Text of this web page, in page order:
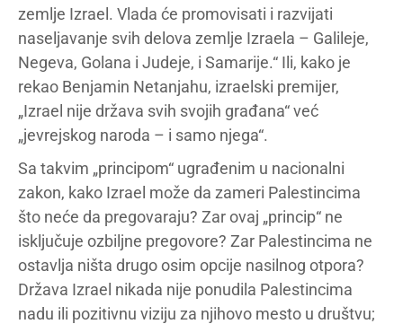
zemlje Izrael. Vlada će promovisati i razvijati
naseljavanje svih delova zemlje Izraela – Galileje,
Negeva, Golana i Judeje, i Samarije.“ Ili, kako je
rekao Benjamin Netanjahu, izraelski premijer,
„Izrael nije država svih svojih građana“ već
„jevrejskog naroda – i samo njega“.
Sa takvim „principom“ ugrađenim u nacionalni
zakon, kako Izrael može da zameri Palestincima
što neće da pregovaraju? Zar ovaj „princip“ ne
isključuje ozbiljne pregovore? Zar Palestincima ne
ostavlja ništa drugo osim opcije nasilnog otpora?
Država Izrael nikada nije ponudila Palestincima
nadu ili pozitivnu viziju za njihovo mesto u društvu;